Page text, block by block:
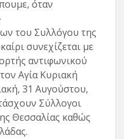
όταν
του Συλλόγου της
συνεχίζεται με
αντιφωνικού
Αγία Κυριακή
31 Αυγούστου,
Σύλλογοι
Θεσσαλίας καθώς